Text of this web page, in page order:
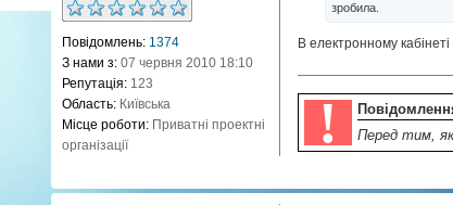
н
Повідомлень: 1374
З нами з: 07 червня 2010 18:10
Репутація: 123
Область: Київська
Місце роботи: Приватні проектні
організації
е
н
зробила.
В електронному
!
Перед тим,